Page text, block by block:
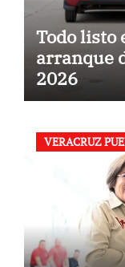
Todo listo
arranque
2026
VERACRUZ